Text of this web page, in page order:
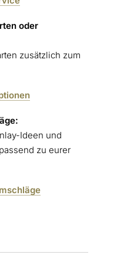
oder
zusätzlich zum
Ideen und
zu eurer